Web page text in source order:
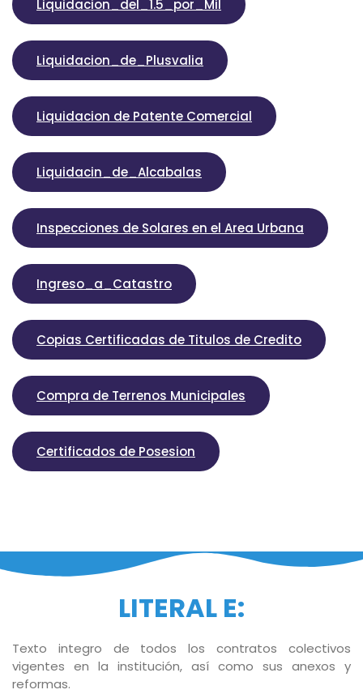
Liquidacion_del_1.5_por_Mil
Liquidacion_de_Plusvalia
Liquidacion de Patente Comercial
Liquidacin_de_Alcabalas
Inspecciones de Solares en el Area Urbana
Ingreso_a_Catastro
Copias Certificadas de Titulos de Credito
Compra de Terrenos Municipales
Certificados de Posesion
LITERAL E:
Texto integro de todos los contratos colectivos
vigentes en la institución, así como sus anexos y
reformas.